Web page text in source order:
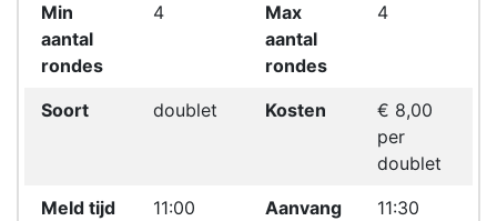
Min
aantal
rondes
4
Max
aantal
rondes
4
Soort doublet Kosten
€ 8,00
per
doublet
Meld tijd
11:00
Aanvang
11:30